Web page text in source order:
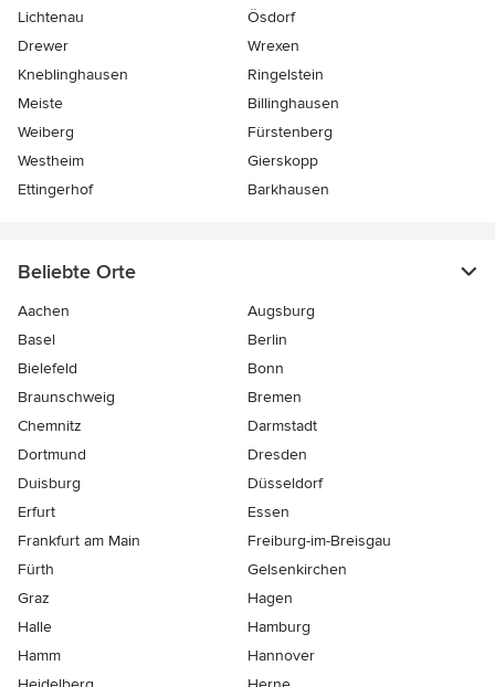
Lichtenau
Ösdorf
Drewer
Wrexen
Kneblinghausen
Ringelstein
Meiste
Billinghausen
Weiberg
Fürstenberg
Westheim
Gierskopp
Ettingerhof
Barkhausen
Beliebte Orte
Aachen
Augsburg
Basel
Berlin
Bielefeld
Bonn
Braunschweig
Bremen
Chemnitz
Darmstadt
Dortmund
Dresden
Duisburg
Düsseldorf
Erfurt
Essen
Frankfurt am Main
Freiburg-im-Breisgau
Fürth
Gelsenkirchen
Graz
Hagen
Halle
Hamburg
Hamm
Hannover